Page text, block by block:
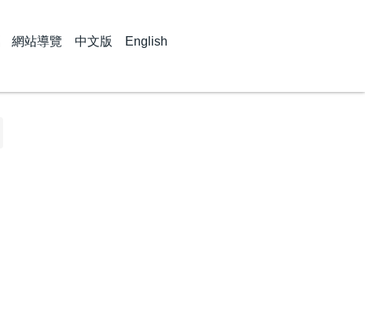
網站導覽 中文版 English